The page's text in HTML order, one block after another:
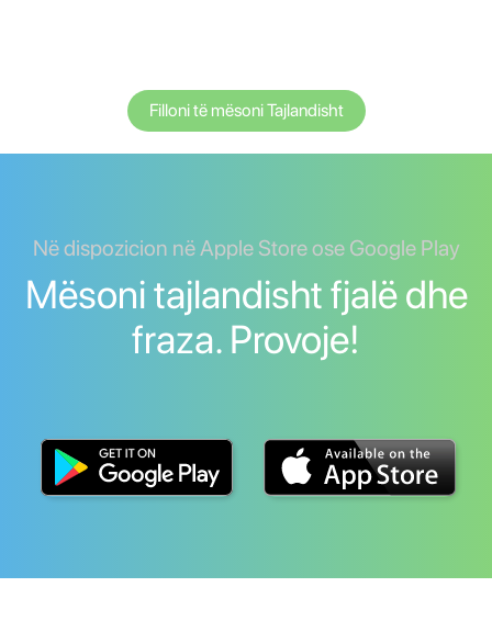
Filloni të mësoni Tajlandisht
Në dispozicion në Apple Store ose Google Play
Mësoni tajlandisht fjalë dhe
fraza. Provoje!